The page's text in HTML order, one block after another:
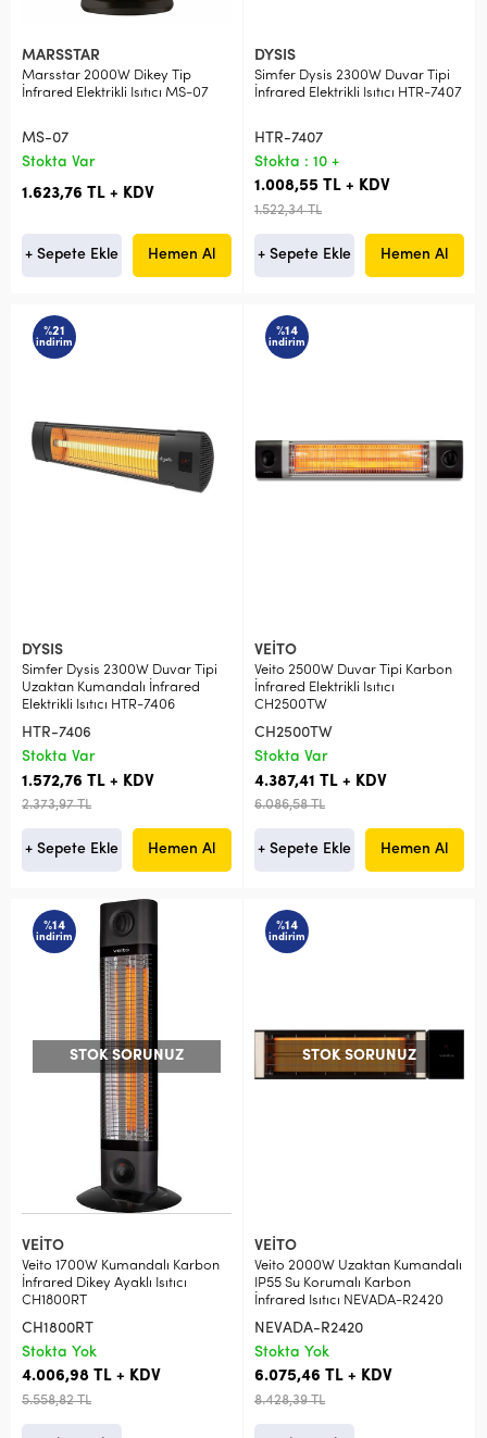
MARSSTAR
Marsstar 2000W Dikey Tip
İnfrared Elektrikli Isıtıcı MS-07
MS-07
Stokta Var
1.623,76 TL + KDV
+ Sepete Ekle Hemen Al
DYSIS
Simfer Dysis 2300W Duvar Tipi
İnfrared Elektrikli Isıtıcı HTR-7407
HTR-7407
Stokta : 10 +
1.008,55 TL + KDV
1.522,34 TL
+ Sepete Ekle Hemen Al
%21
indirim
DYSIS
Simfer Dysis 2300W Duvar Tipi
Uzaktan Kumandalı İnfrared
Elektrikli Isıtıcı HTR-7406
HTR-7406
Stokta Var
1.572,76 TL + KDV
2.373,97 TL
+ Sepete Ekle Hemen Al
%14
indirim
VEİTO
Veito 2500W Duvar Tipi Karbon
İnfrared Elektrikli Isıtıcı
CH2500TW
CH2500TW
Stokta Var
4.387,41 TL + KDV
6.086,58 TL
+ Sepete Ekle Hemen Al
%14
indirim
STOK SORUNUZ
VEİTO
Veito 1700W Kumandalı Karbon
İnfrared Dikey Ayaklı Isıtıcı
CH1800RT
CH1800RT
Stokta Yok
4.006,98 TL + KDV
5.558,82 TL
%14
indirim
STOK SORUNUZ
VEİTO
Veito 2000W Uzaktan Kumandalı
IP55 Su Korumalı Karbon
İnfrared Isıtıcı NEVADA-R2420
NEVADA-R2420
Stokta Yok
6.075,46 TL + KDV
8.428,39 TL